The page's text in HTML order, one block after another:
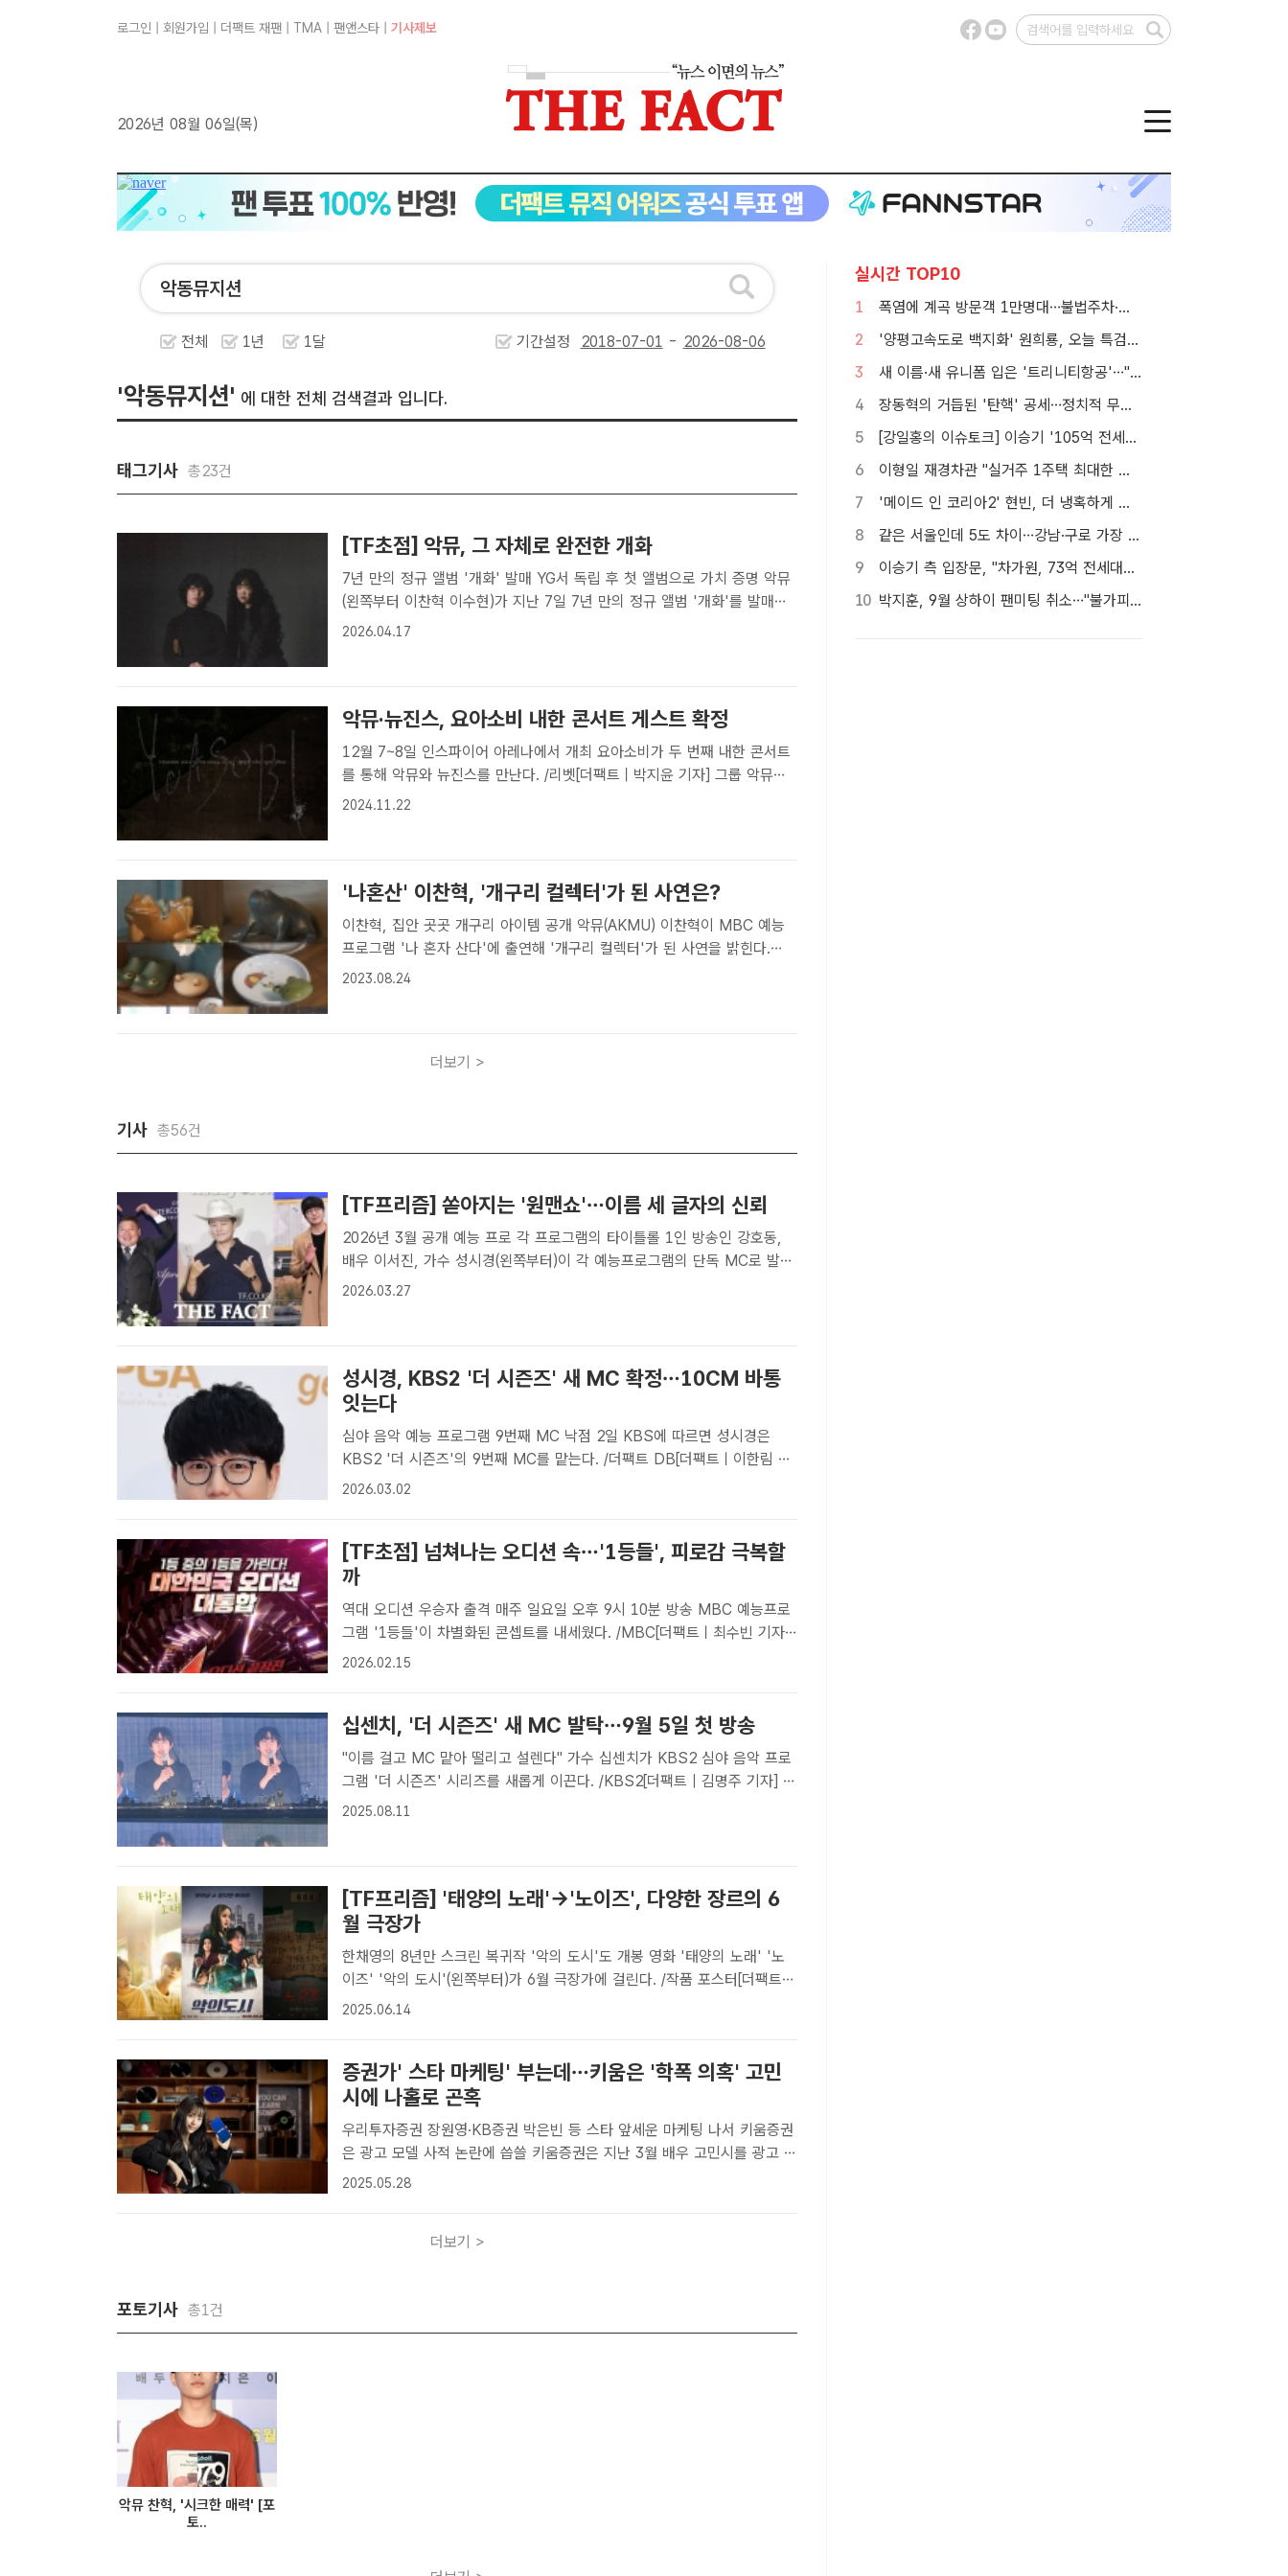
로그인 회원가입 더팩트 재팬 TMA 팬앤스타 기사제보
2026년 08월 06일(목)
전체 1년 1달 기간설정 -
'악동뮤지션' 에 대한 전체 검색결과 입니다.
태그기사 총23건
[TF초점] 악뮤, 그 자체로 완전한 개화
7년 만의 정규 앨범 '개화' 발매 YG서 독립 후 첫 앨범으로 가치 증명 악뮤
(왼쪽부터 이찬혁 이수현)가 지난 7일 7년 만의 정규 앨범 '개화'를 발매했
다. 12년간 동행한 YG엔터테인먼트에서 독립한 뒤 첫 앨범이다. /영감의 샘
2026.04.17
악뮤·뉴진스, 요아소비 내한 콘서트 게스트 확정
12월 7~8일 인스파이어 아레나에서 개최 요아소비가 두 번째 내한 콘서트
를 통해 악뮤와 뉴진스를 만난다. /리벳[더팩트｜박지윤 기자] 그룹 악뮤
(AKMU)와 뉴진스(NewJeans)가 요아소비(YOASOBI)와 만난다.라이브
2024.11.22
'나혼산' 이찬혁, '개구리 컬렉터'가 된 사연은?
이찬혁, 집안 곳곳 개구리 아이템 공개 악뮤(AKMU) 이찬혁이 MBC 예능
프로그램 '나 혼자 산다'에 출연해 '개구리 컬렉터'가 된 사연을 밝힌다.
/MBC[더팩트ㅣ문화영 기자] 악뮤(AKMU) 이찬혁이 '청개구리'가 아닌 '찬
2023.08.24
더보기 >
기사 총56건
[TF프리즘] 쏟아지는 '원맨쇼'…이름 세 글자의 신뢰
2026년 3월 공개 예능 프로 각 프로그램의 타이틀롤 1인 방송인 강호동,
배우 이서진, 가수 성시경(왼쪽부터)이 각 예능프로그램의 단독 MC로 발탁
됐다. /더팩트 DB[더팩트 | 문채영 기자] 방송인 강호동, 배우 이서진, 가수
2026.03.27
성시경, KBS2 '더 시즌즈' 새 MC 확정…10CM 바통
잇는다
심야 음악 예능 프로그램 9번째 MC 낙점 2일 KBS에 따르면 성시경은
KBS2 '더 시즌즈'의 9번째 MC를 맡는다. /더팩트 DB[더팩트ㅣ이한림 기
자] 가수 성시경이 '더 시즌즈' 새로운 얼굴로 낙점됐다.2일 KBS에 따르면
2026.03.02
[TF초점] 넘쳐나는 오디션 속…'1등들', 피로감 극복할
까
역대 오디션 우승자 출격 매주 일요일 오후 9시 10분 방송 MBC 예능프로
그램 '1등들'이 차별화된 콘셉트를 내세웠다. /MBC[더팩트ㅣ최수빈 기자]
또 새로운 오디션이 탄생했다. 그동안 수많은 오디션 프로그램이 쏟아져 나
2026.02.15
십센치, '더 시즌즈' 새 MC 발탁…9월 5일 첫 방송
"이름 걸고 MC 맡아 떨리고 설렌다" 가수 십센치가 KBS2 심야 음악 프로
그램 '더 시즌즈' 시리즈를 새롭게 이끈다. /KBS2[더팩트 | 김명주 기자] 가
수 십센치(10CM)가 박보검의 뒤를 이어 '더 시즌즈'의 여덟 번째 MC로 활
2025.08.11
[TF프리즘] '태양의 노래'→'노이즈', 다양한 장르의 6
월 극장가
한채영의 8년만 스크린 복귀작 '악의 도시'도 개봉 영화 '태양의 노래' '노
이즈' '악의 도시'(왼쪽부터)가 6월 극장가에 걸린다. /작품 포스터[더팩트｜
박지윤 기자] 큰 규모의 작품들은 아니지만 다양한 장르의 한국 영화들이 6
2025.06.14
증권가' 스타 마케팅' 부는데…키움은 '학폭 의혹' 고민
시에 나홀로 곤혹
우리투자증권 장원영·KB증권 박은빈 등 스타 앞세운 마케팅 나서 키움증권
은 광고 모델 사적 논란에 씁쓸 키움증권은 지난 3월 배우 고민시를 광고 모
델로 전격 발탁해 대대적인 마케팅에 나서고 있다. 키움증권이 연예인을 광
2025.05.28
더보기 >
포토기사 총1건
악뮤 찬혁, '시크한 매력' [포
토..
실시간 TOP10
1
폭염에 계곡 방문객 1만명대…불법주차·쓰레기는 골치
2
'양평고속도로 백지화' 원희룡, 오늘 특검 2차 피의자 조사
3
새 이름·새 유니폼 입은 '트리니티항공'…"고객 경험 바꾼다"[TF현장]
4
장동혁의 거듭된 '탄핵' 공세…정치적 무게감은 뚝
5
[강일홍의 이슈토크] 이승기 '105억 전세금' 비상…오늘 만기, 돌려받을 수 있나?
6
이형일 재경차관 "실거주 1주택 최대한 보호…공급대책 곧 발표"
7
'메이드 인 코리아2' 현빈, 더 냉혹하게 더 커진 욕망으로
8
같은 서울인데 5도 차이…강남·구로 가장 덥고 서대문 낮다
9
이승기 측 입장문, "차가원, 73억 전세대출 노린 고도의 사기수법" 주장
10
박지훈, 9월 상하이 팬미팅 취소…"불가피한 사정"